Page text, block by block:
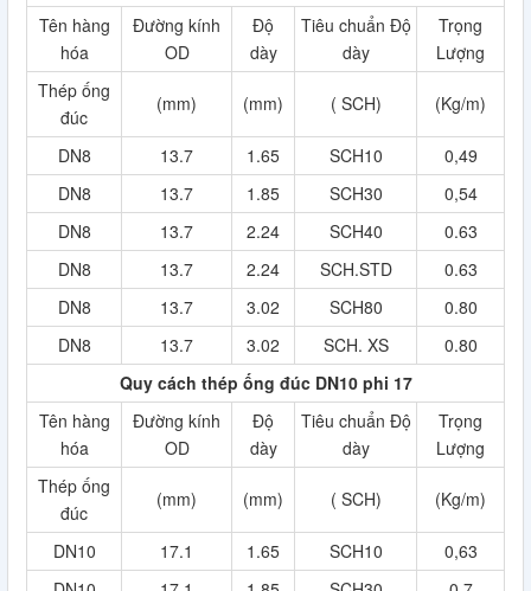
Tên hàng
hóa
Đường kính
OD
Độ
dày
Tiêu chuẩn Độ
dày
Trọng
Lượng
Thép ống
đúc
(mm) (mm) ( SCH) (Kg/m)
DN8 13.7 1.65 SCH10
0,49
DN8
13.7 1.85 SCH30
0,54
DN8
13.7 2.24 SCH40
0.63
DN8
13.7 2.24 SCH.STD
0.63
DN8
13.7 3.02 SCH80
0.80
DN8
13.7 3.02 SCH. XS
0.80
Quy cách thép ống đúc DN10 phi 17
Tên hàng
hóa
Đường kính
OD
Độ
dày
Tiêu chuẩn Độ
dày
Trọng
Lượng
Thép ống
đúc
(mm) (mm) ( SCH) (Kg/m)
DN10 17.1 1.65 SCH10
0,63